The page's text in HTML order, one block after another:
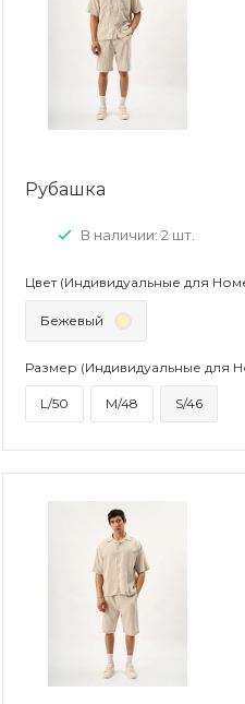
Рубашка
В наличии: 2 шт.
Цвет (Индивидуальные для
Бежевый
Размер (Индивидуальные для
L/50 M/48 S/46